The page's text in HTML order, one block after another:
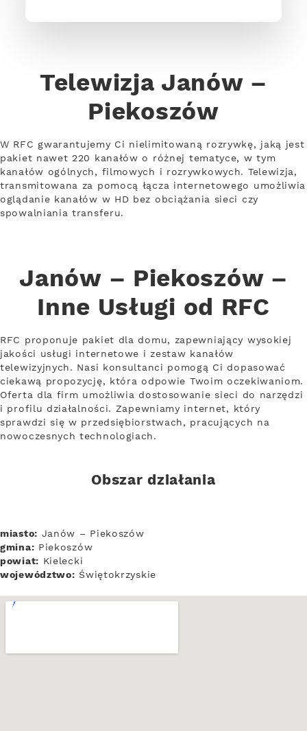
Telewizja Janów –
Piekoszów
W RFC gwarantujemy Ci nielimitowaną rozrywkę, jaką jest
pakiet nawet 220 kanałów o różnej tematyce, w tym
kanałów ogólnych, filmowych i rozrywkowych. Telewizja,
transmitowana za pomocą łącza internetowego umożliwia
oglądanie kanałów w HD bez obciążania sieci czy
spowalniania transferu.
Janów – Piekoszów –
Inne Usługi od RFC
RFC proponuje pakiet dla domu, zapewniający wysokiej
jakości usługi internetowe i zestaw kanałów
telewizyjnych. Nasi konsultanci pomogą Ci dopasować
ciekawą propozycję, która odpowie Twoim oczekiwaniom.
Oferta dla firm umożliwia dostosowanie sieci do narzędzi
i profilu działalności. Zapewniamy internet, który
sprawdzi się w przedsiębiorstwach, pracujących na
nowoczesnych technologiach.
Obszar działania
miasto: Janów – Piekoszów
gmina: Piekoszów
powiat: Kielecki
województwo: Świętokrzyskie